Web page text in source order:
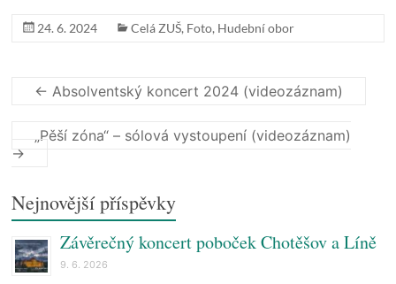
24. 6. 2024 Celá ZUŠ, Foto, Hudební obor
← Absolventský koncert 2024 (videozáznam)
„Pěší zóna“ – sólová vystoupení (videozáznam)
→
Nejnovější příspěvky
Závěrečný koncert poboček Chotěšov a Líně
9. 6. 2026